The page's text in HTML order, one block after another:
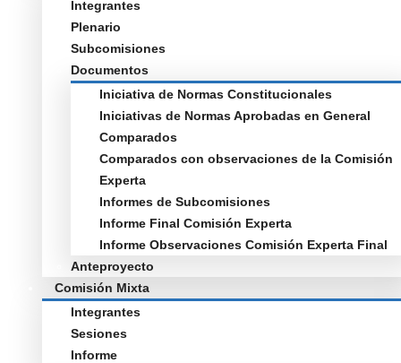
Integrantes
Plenario
Subcomisiones
Documentos
Iniciativa de Normas Constitucionales
Iniciativas de Normas Aprobadas en General
Comparados
Comparados con observaciones de la Comisión
Experta
Informes de Subcomisiones
Informe Final Comisión Experta
Informe Observaciones Comisión Experta Final
Anteproyecto
Comisión Mixta
Integrantes
Sesiones
Informe